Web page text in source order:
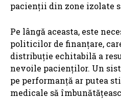
pacienții din zone izolate
Pe lângă aceasta, este
politicilor de finanțare,
distribuție echitabilă a
nevoile pacienților. Un
pe performanță ar putea
medicale să